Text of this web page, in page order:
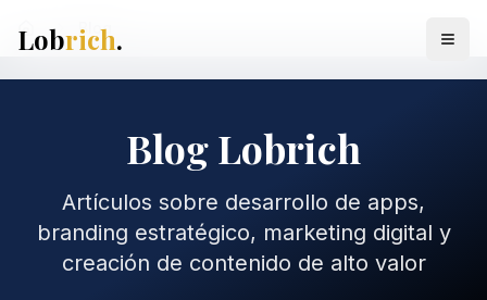
Lobrich.
Blog
Blog Lobrich
Artículos sobre desarrollo de apps,
branding estratégico, marketing digital y
creación de contenido de alto valor